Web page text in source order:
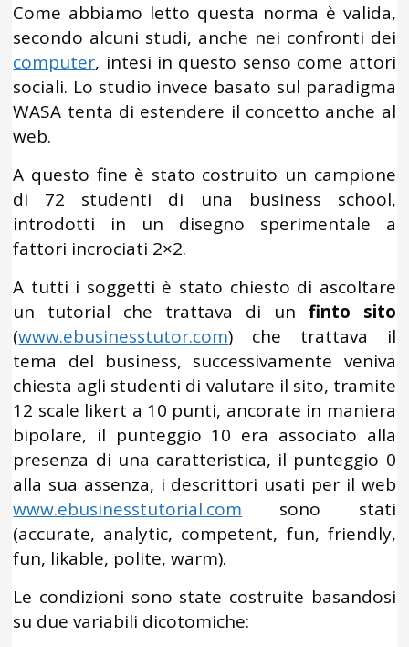
Come abbiamo letto questa norma è valida,
secondo alcuni studi, anche nei confronti dei
computer, intesi in questo senso come attori
sociali. Lo studio invece basato sul paradigma
WASA tenta di estendere il concetto anche al
web.
A questo fine è stato costruito un campione
di 72 studenti di una business school,
introdotti in un disegno sperimentale a
fattori incrociati 2×2.
A tutti i soggetti è stato chiesto di ascoltare
un tutorial che trattava di un finto sito
(www.ebusinesstutor.com) che trattava il
tema del business, successivamente veniva
chiesta agli studenti di valutare il sito, tramite
12 scale likert a 10 punti, ancorate in maniera
bipolare, il punteggio 10 era associato alla
presenza di una caratteristica, il punteggio 0
alla sua assenza, i descrittori usati per il web
www.ebusinesstutorial.com sono stati
(accurate, analytic, competent, fun, friendly,
fun, likable, polite, warm).
Le condizioni sono state costruite basandosi
su due variabili dicotomiche: